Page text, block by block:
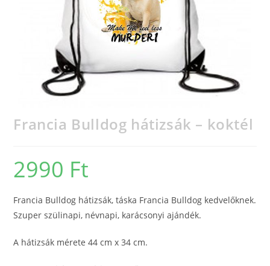
Francia Bulldog hátizsák – koktél
2990 Ft
Francia Bulldog hátizsák, táska Francia Bulldog kedvelőknek.
Szuper szülinapi, névnapi, karácsonyi ajándék.
A hátizsák mérete 44 cm x 34 cm.